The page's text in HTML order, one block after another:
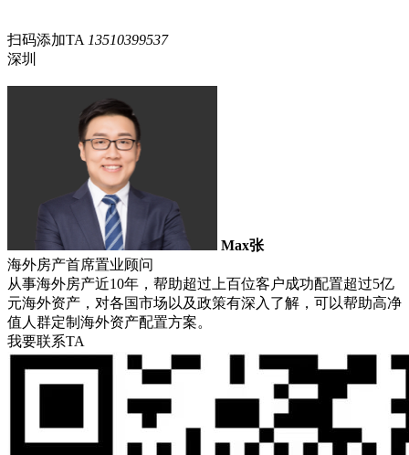
扫码添加TA 13510399537
深圳
Max张
海外房产首席置业顾问
从事海外房产近10年，帮助超过上百位客户成功配置超过5亿
元海外资产，对各国市场以及政策有深入了解，可以帮助高净
值人群定制海外资产配置方案。
我要联系TA